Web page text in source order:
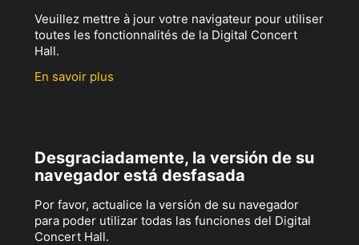
Veuillez mettre à jour votre navigateur pour utiliser
toutes les fonctionnalités de la Digital Concert
Hall.
En savoir plus
Desgraciadamente, la versión de su
navegador está desfasada
Por favor, actualice la versión de su navegador
para poder utilizar todas las funciones del Digital
Concert Hall.